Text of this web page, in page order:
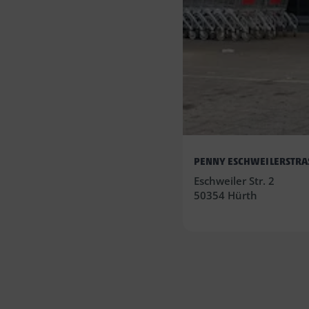
PENNY
Eschweiler Str. 2
50354 Hürth